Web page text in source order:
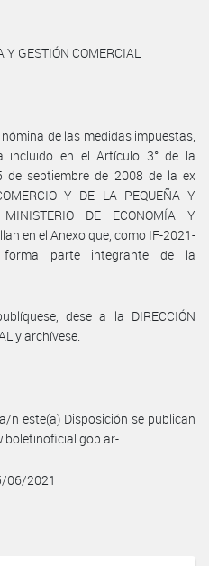
Y GESTIÓN COMERCIAL
nómina de las medidas impuestas,
incluido en el Artículo 3° de la
de septiembre de 2008 de la ex
Y DE LA PEQUEÑA Y
DE ECONOMÍA Y
en el Anexo que, como IF-2021-
forma parte integrante de la
dese a la DIRECCIÓN
y archívese.
n este(a) Disposición se publican
06/2021